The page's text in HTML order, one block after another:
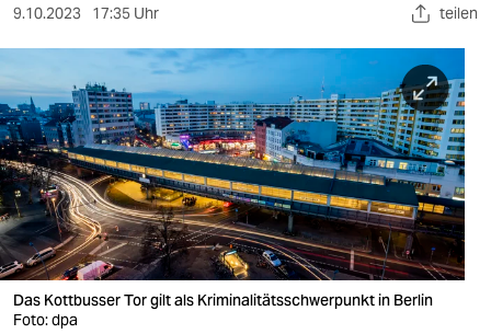
sport
berlin
nord
wahrheit
verlag
verlag
9.10.2023 17:35 Uhr teilen
Das Kottbusser Tor gilt als Kriminalitätsschwerpunkt in Berlin
Foto: dpa